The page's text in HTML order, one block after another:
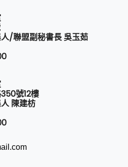
/聯盟副秘書長 吳玉茹
號12樓
陳建枋